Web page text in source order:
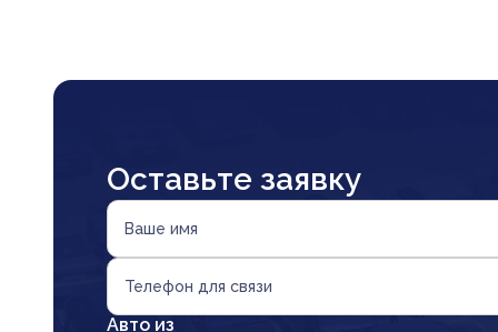
Оставьте заявку
Ваше имя
Телефон для связи
Авто из